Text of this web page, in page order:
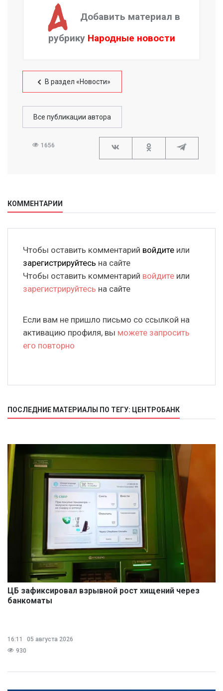
Добавить материал в
рубрику Народные новости
В раздел «Новости»
Все публикации автора
1656
КОММЕНТАРИИ
Чтобы оставить комментарий войдите или
зарегистрируйтесь на сайте
Чтобы оставить комментарий войдите или
зарегистрируйтесь на сайте
Если вам не пришло письмо со ссылкой на
активацию профиля, вы можете запросить
его повторно
ПОСЛЕДНИЕ МАТЕРИАЛЫ ПО ТЕГУ: ЦЕНТРОБАНК
ЦБ зафиксировал взрывной рост хищений через
банкоматы
16:11
05 августа 2026
930